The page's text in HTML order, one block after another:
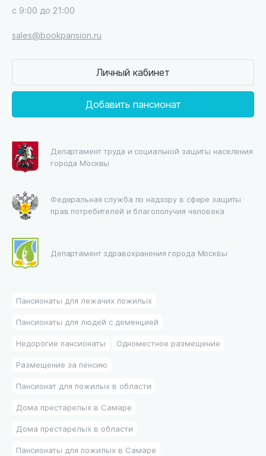
с 9:00 до 21:00
sales@bookpansion.ru
Личный кабинет
Добавить пансионат
Департамент труда и социальной защиты населения
города Москвы
Федеральная служба по надзору в сфере защиты
прав потребителей и благополучия человека
Департамент здравохранения города Москвы
Пансионаты для лежачих пожилых
Пансионаты для людей с деменцией
Недорогие пансионаты Одноместное размещение
Размещение за пенсию
Пансионат для пожилых в области
Дома престарелых в Самаре
Дома престарелых в области
Пансионаты для пожилых в Самаре